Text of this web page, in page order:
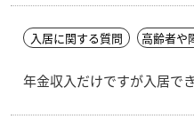
入居に関する質問 高齢者や
年金収入だけですが入居で